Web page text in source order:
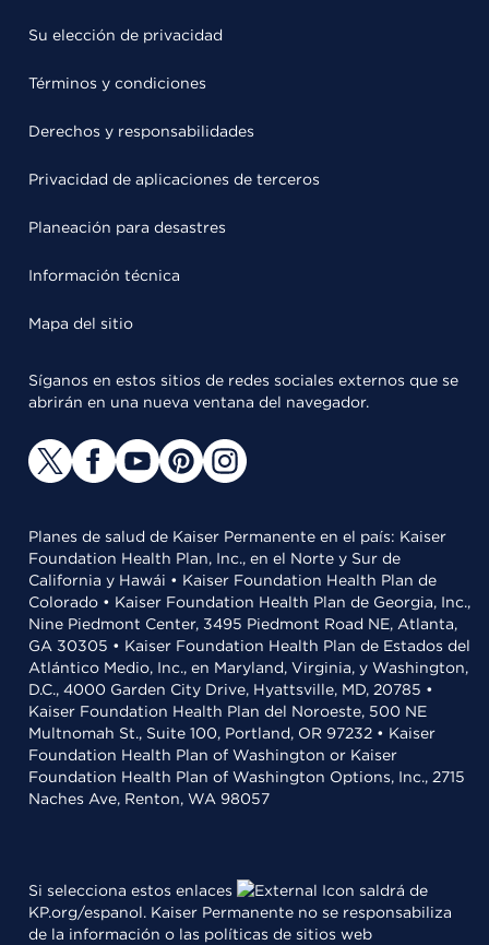
Su elección de privacidad
Términos y condiciones
Derechos y responsabilidades
Privacidad de aplicaciones de terceros
Planeación para desastres
Información técnica
Mapa del sitio
Síganos en estos sitios de redes sociales externos que se
abrirán en una nueva ventana del navegador.
Planes de salud de Kaiser Permanente en el país: Kaiser
Foundation Health Plan, Inc., en el Norte y Sur de
California y Hawái • Kaiser Foundation Health Plan de
Colorado • Kaiser Foundation Health Plan de Georgia, Inc.,
Nine Piedmont Center, 3495 Piedmont Road NE, Atlanta,
GA 30305 • Kaiser Foundation Health Plan de Estados del
Atlántico Medio, Inc., en Maryland, Virginia, y Washington,
D.C., 4000 Garden City Drive, Hyattsville, MD, 20785 •
Kaiser Foundation Health Plan del Noroeste, 500 NE
Multnomah St., Suite 100, Portland, OR 97232 • Kaiser
Foundation Health Plan of Washington or Kaiser
Foundation Health Plan of Washington Options, Inc., 2715
Naches Ave, Renton, WA 98057
Si selecciona estos enlaces
saldrá de
KP.org/espanol. Kaiser Permanente no se responsabiliza
de la información o las políticas de sitios web